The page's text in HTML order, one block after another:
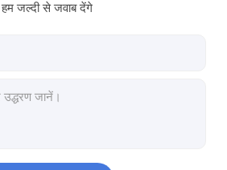
हम जल्दी से जवाब देंगे